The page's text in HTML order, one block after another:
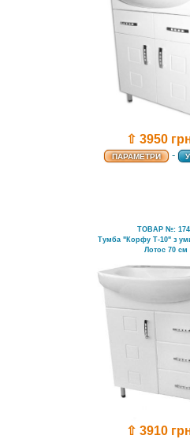
⇧ 3950
ПАРАМЕТРИ -
ТОВАР №:
Тумба "Корфу Т-10" з
Лотос 70 см
⇧ 3910